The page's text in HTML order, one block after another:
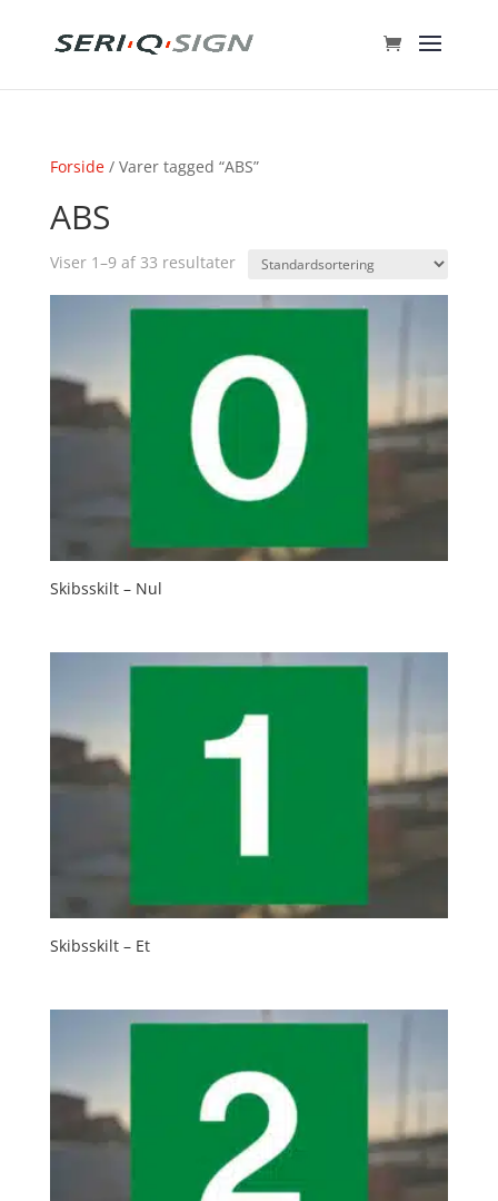
Forside/ Varer tagged “ABS”
ABS
Viser 1–9 af 33 resultater
Skibsskilt – Nul
Skibsskilt – Et